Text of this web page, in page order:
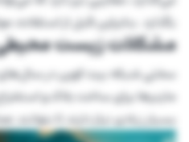
بگذارد. بنابراین قبل از استفاده،
مشکلات زیست
سختی شبکه بیت کوین در سال‌های
ماینرها برای ساخت بلاک و
بسیار زیادی نیاز دارند تا